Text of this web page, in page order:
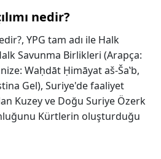
nedir?
YPG tam adı ile Halk
Savunma Birlikleri (Arapça:
Gel), Suriye'de faaliyet
Kuzey ve Doğu Suriye Özerk
Kürtlerin oluşturduğu